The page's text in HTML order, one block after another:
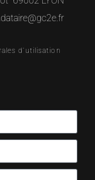
d'utilisation